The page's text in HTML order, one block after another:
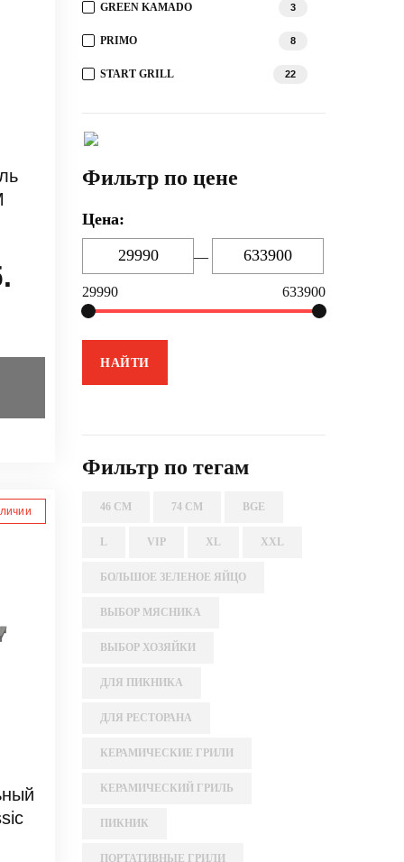
GREEN KAMADO 3
PRIMO 8
START GRILL 22
Фильтр по цене
Цена:
—
29990 633900
Фильтр по тегам
46 СМ 74 СМ BGE
L VIP XL XXL
БОЛЬШОЕ ЗЕЛЕНОЕ ЯЙЦО
ВЫБОР МЯСНИКА
ВЫБОР ХОЗЯЙКИ
ДЛЯ ПИКНИКА
ДЛЯ РЕСТОРАНА
КЕРАМИЧЕСКИЕ ГРИЛИ
КЕРАМИЧЕСКИЙ ГРИЛЬ
ПИКНИК
ПОРТАТИВНЫЕ ГРИЛИ